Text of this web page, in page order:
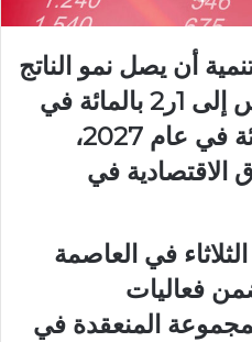
أن يصل نمو الناتج
المحلي الإجمالي لتونس إلى 1ر2 بالمائة في
سنة 2026 و8ر2 بالمائة في عام 2027،
الاقتصادية في
في العاصمة
ضمن فعاليات
المنعقدة في